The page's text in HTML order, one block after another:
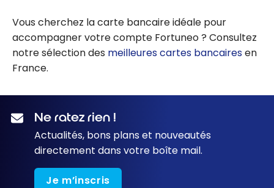
Vous cherchez la carte bancaire idéale pour
accompagner votre compte Fortuneo ? Consultez
notre sélection des meilleures cartes bancairesen
France.
Ne ratez rien !
Actualités, bons plans et nouveautés
directement dans votre boîte mail.
Je m’inscris